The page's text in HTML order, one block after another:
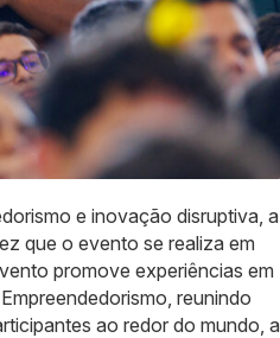
e inovação disruptiva, a
que o evento se realiza em
promove experiências em
reunindo
ao redor do mundo, a